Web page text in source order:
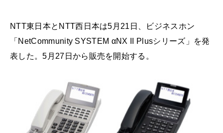
NTT東日本とNTT西日本は5月21日、ビジネスホン
「NetCommunity SYSTEM αNX II Plusシリーズ」を発
表した。5月27日から販売を開始する。